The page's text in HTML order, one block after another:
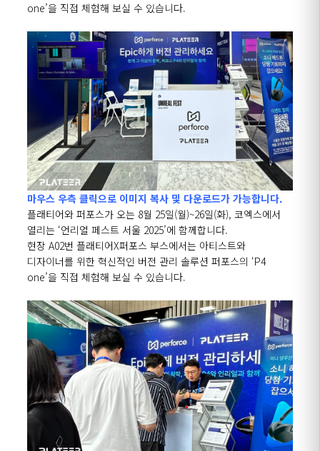
one’을 직접 체험해 보실 수 있습니다.
마우스 우측 클릭으로 이미지 복사 및 다운로드가 가능합니다.
플래티어와 퍼포스가 오는 8월 25일(월)~26일(화), 코엑스에서
열리는 ‘언리얼 페스트 서울 2025’에 함께합니다.
현장 A02번 플래티어X퍼포스 부스에서는 아티스트와
디자이너를 위한 혁신적인 버전 관리 솔루션 퍼포스의 ‘P4
one’을 직접 체험해 보실 수 있습니다.